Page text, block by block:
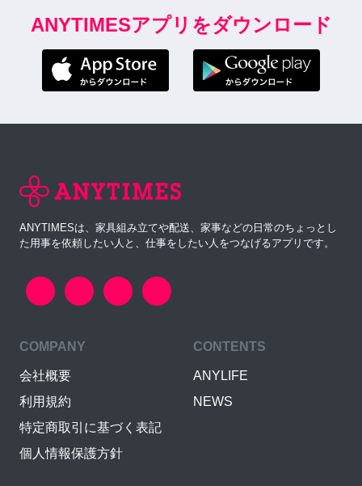
ANYTIMESアプリをダウンロード
ANYTIMESは、家具組み立てや配送、家事などの日常のちょっとし
た用事を依頼したい人と、仕事をしたい人をつなげるアプリです。
COMPANY
会社概要
利用規約
特定商取引に基づく表記
個人情報保護方針
CONTENTS
ANYLIFE
NEWS